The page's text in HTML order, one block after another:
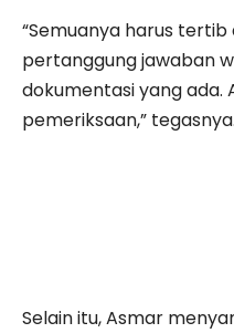
“Semuanya harus
pertanggung jawaban
dokumentasi yang ada.
pemeriksaan,” tegasnya.
Selain itu, Asmar